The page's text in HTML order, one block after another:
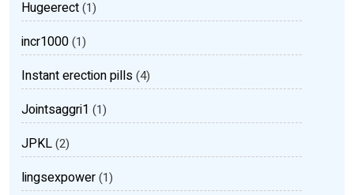
Hugeerect(1)
incr1000(1)
Instant erection pills(4)
Jointsaggri1 (1)
JPKL(2)
lingsexpower(1)